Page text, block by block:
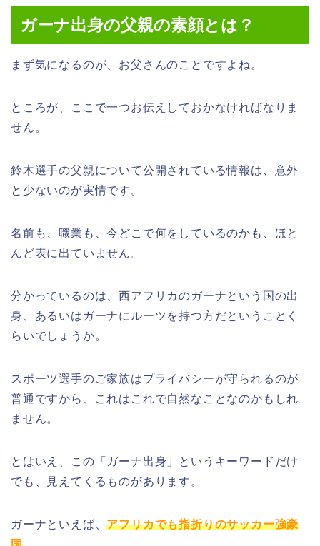
ガーナ出身の父親の素顔とは？
まず気になるのが、お父さんのことですよね。
ところが、ここで一つお伝えしておかなければなりま
せん。
鈴木選手の父親について公開されている情報は、意外
と少ないのが実情です。
名前も、職業も、今どこで何をしているのかも、ほと
んど表に出ていません。
分かっているのは、西アフリカのガーナという国の出
身、あるいはガーナにルーツを持つ方だということく
らいでしょうか。
スポーツ選手のご家族はプライバシーが守られるのが
普通ですから、これはこれで自然なことなのかもしれ
ません。
とはいえ、この「ガーナ出身」というキーワードだけ
でも、見えてくるものがあります。
ガーナといえば、アフリカでも指折りのサッカー強豪